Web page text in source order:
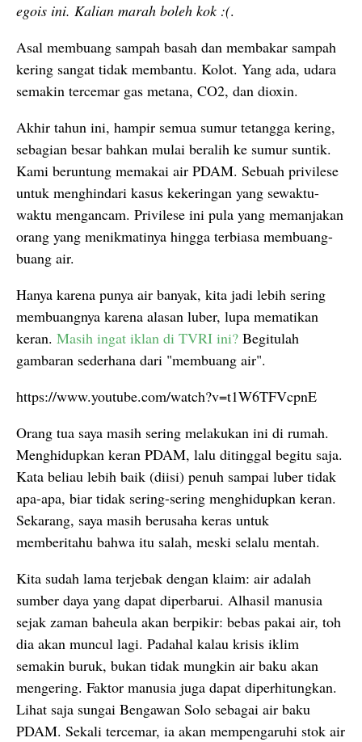
egois ini. Kalian marah boleh kok :(.
Asal membuang sampah basah dan membakar sampah
kering sangat tidak membantu. Kolot. Yang ada, udara
semakin tercemar gas metana, CO2, dan dioxin.
Akhir tahun ini, hampir semua sumur tetangga kering,
sebagian besar bahkan mulai beralih ke sumur suntik.
Kami beruntung memakai air PDAM. Sebuah privilese
untuk menghindari kasus kekeringan yang sewaktu-
waktu mengancam. Privilese ini pula yang memanjakan
orang yang menikmatinya hingga terbiasa membuang-
buang air.
Hanya karena punya air banyak, kita jadi lebih sering
membuangnya karena alasan luber, lupa mematikan
keran. Masih ingat iklan di TVRI ini? Begitulah
gambaran sederhana dari "membuang air".
https://www.youtube.com/watch?v=t1W6TFVcpnE
Orang tua saya masih sering melakukan ini di rumah.
Menghidupkan keran PDAM, lalu ditinggal begitu saja.
Kata beliau lebih baik (diisi) penuh sampai luber tidak
apa-apa, biar tidak sering-sering menghidupkan keran.
Sekarang, saya masih berusaha keras untuk
memberitahu bahwa itu salah, meski selalu mentah.
Kita sudah lama terjebak dengan klaim: air adalah
sumber daya yang dapat diperbarui. Alhasil manusia
sejak zaman baheula akan berpikir: bebas pakai air, toh
dia akan muncul lagi. Padahal kalau krisis iklim
semakin buruk, bukan tidak mungkin air baku akan
mengering. Faktor manusia juga dapat diperhitungkan.
Lihat saja sungai Bengawan Solo sebagai air baku
PDAM. Sekali tercemar, ia akan mempengaruhi stok air